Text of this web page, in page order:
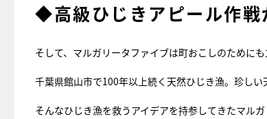
◆高級ひじきアピール作戦
そして、マルガリータファイブは町おこしのためにも
千葉県館山市で100年以上続く天然ひじき漁。珍し
そんなひじき漁を救うアイデアを持参してきたマル